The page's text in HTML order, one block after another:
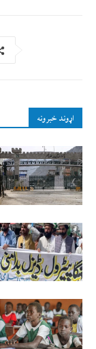
اړوند خبرونه